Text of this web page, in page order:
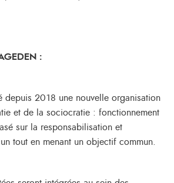
:
depuis 2018 une nouvelle organisation
et de la sociocratie : fonctionnement
sur la responsabilisation et
tout en menant un objectif commun.